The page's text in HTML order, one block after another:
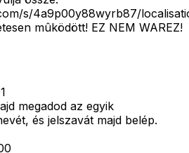
s/4a9p00y88wyrb87/
mûködött! EZ NEM WAREZ!
megadod az egyik
és jelszavát majd belép.